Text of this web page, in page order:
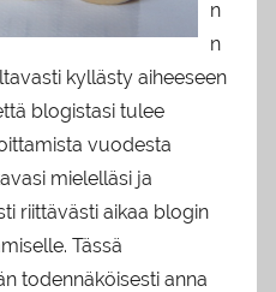
n
n
kyllästy aiheeseen
blogistasi tulee
vuodesta
mielelläsi ja
riittävästi aikaa blogin
Tässä
todennäköisesti anna